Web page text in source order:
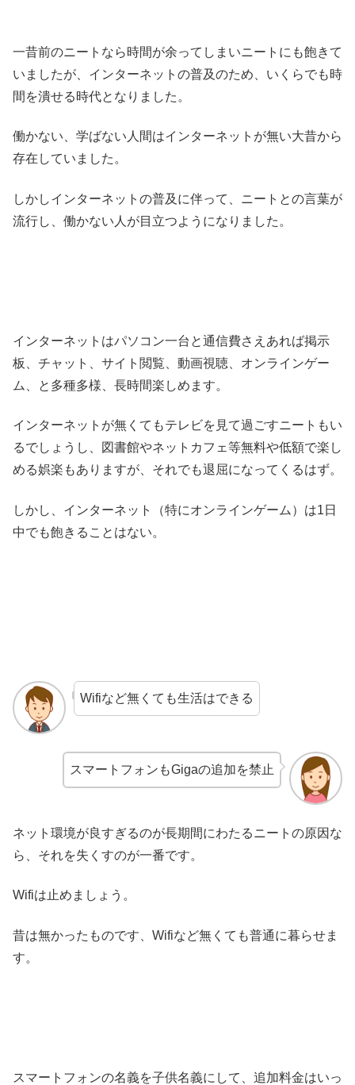
一昔前のニートなら時間が余ってしまいニートにも飽きて
いましたが、インターネットの普及のため、いくらでも時
間を潰せる時代となりました。
働かない、学ばない人間はインターネットが無い大昔から
存在していました。
しかしインターネットの普及に伴って、ニートとの言葉が
流行し、働かない人が目立つようになりました。
インターネットはパソコン一台と通信費さえあれば掲示
板、チャット、サイト閲覧、動画視聴、オンラインゲー
ム、と多種多様、長時間楽しめます。
インターネットが無くてもテレビを見て過ごすニートもい
るでしょうし、図書館やネットカフェ等無料や低額で楽し
める娯楽もありますが、それでも退屈になってくるはず。
しかし、インターネット（特にオンラインゲーム）は1日
中でも飽きることはない。
Wifiなど無くても生活はできる
スマートフォンもGigaの追加を禁止
ネット環境が良すぎるのが長期間にわたるニートの原因な
ら、それを失くすのが一番です。
Wifiは止めましょう。
昔は無かったものです、Wifiなど無くても普通に暮らせま
す。
スマートフォンの名義を子供名義にして、追加料金はいっ